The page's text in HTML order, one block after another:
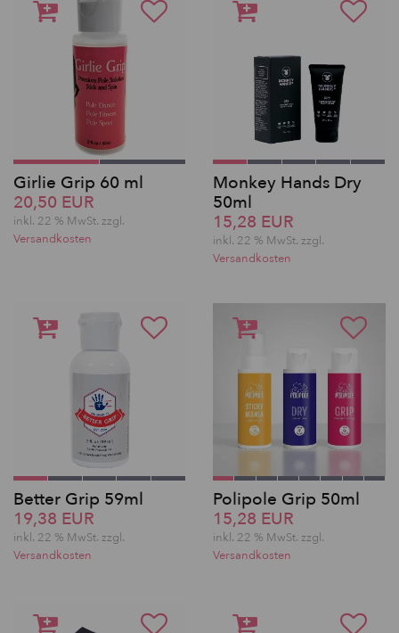
Girlie Grip 60 ml
20,50 EUR
inkl. 22 % MwSt. zzgl.
Versandkosten
Monkey Hands Dry
50ml
15,28 EUR
inkl. 22 % MwSt. zzgl.
Versandkosten
Better Grip 59ml
19,38 EUR
inkl. 22 % MwSt. zzgl.
Versandkosten
Polipole Grip 50ml
15,28 EUR
inkl. 22 % MwSt. zzgl.
Versandkosten